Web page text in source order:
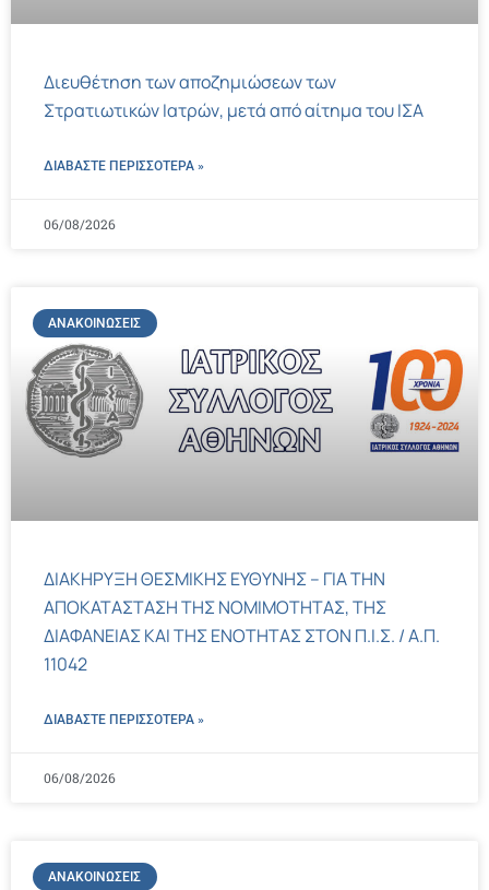
Διευθέτηση των αποζημιώσεων των
Στρατιωτικών Ιατρών, μετά από αίτημα του ΙΣΑ
ΔΙΑΒΑΣΤΕ ΠΕΡΙΣΣΌΤΕΡΑ »
06/08/2026
ΑΝΑΚΟΙΝΏΣΕΙΣ
ΔΙΑΚΗΡΥΞΗ ΘΕΣΜΙΚΗΣ ΕΥΘΥΝΗΣ – ΓΙΑ ΤΗΝ
ΑΠΟΚΑΤΑΣΤΑΣΗ ΤΗΣ ΝΟΜΙΜΟΤΗΤΑΣ, ΤΗΣ
ΔΙΑΦΑΝΕΙΑΣ ΚΑΙ ΤΗΣ ΕΝΟΤΗΤΑΣ ΣΤΟΝ Π.Ι.Σ. / Α.Π.
11042
ΔΙΑΒΑΣΤΕ ΠΕΡΙΣΣΌΤΕΡΑ »
06/08/2026
ΑΝΑΚΟΙΝΏΣΕΙΣ